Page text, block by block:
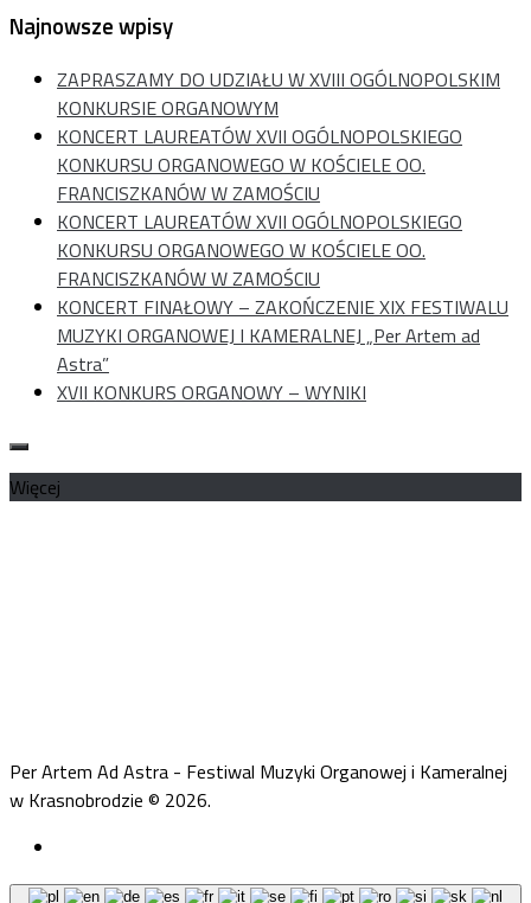
Najnowsze wpisy
ZAPRASZAMY DO UDZIAŁU W XVIII OGÓLNOPOLSKIM
KONKURSIE ORGANOWYM
KONCERT LAUREATÓW XVII OGÓLNOPOLSKIEGO
KONKURSU ORGANOWEGO W KOŚCIELE OO.
FRANCISZKANÓW W ZAMOŚCIU
KONCERT LAUREATÓW XVII OGÓLNOPOLSKIEGO
KONKURSU ORGANOWEGO W KOŚCIELE OO.
FRANCISZKANÓW W ZAMOŚCIU
KONCERT FINAŁOWY – ZAKOŃCZENIE XIX FESTIWALU
MUZYKI ORGANOWEJ I KAMERALNEJ „Per Artem ad
Astra”
XVII KONKURS ORGANOWY – WYNIKI
Więcej
Per Artem Ad Astra - Festiwal Muzyki Organowej i Kameralnej
w Krasnobrodzie © 2026.